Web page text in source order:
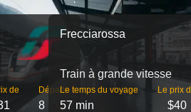
de Départs
8
Frecciarossa
Train à grande vitesse
Le temps du voyage
57 min
Le prix
$40